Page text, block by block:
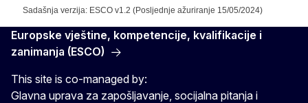
Sadašnja verzija: ESCO v1.2 (Posljednje ažuriranje 15/05/2024)
Europske vještine, kompetencije, kvalifikacije i
zanimanja (ESCO)
This site is co-managed by:
Glavna uprava za zapošljavanje, socijalna pitanja i